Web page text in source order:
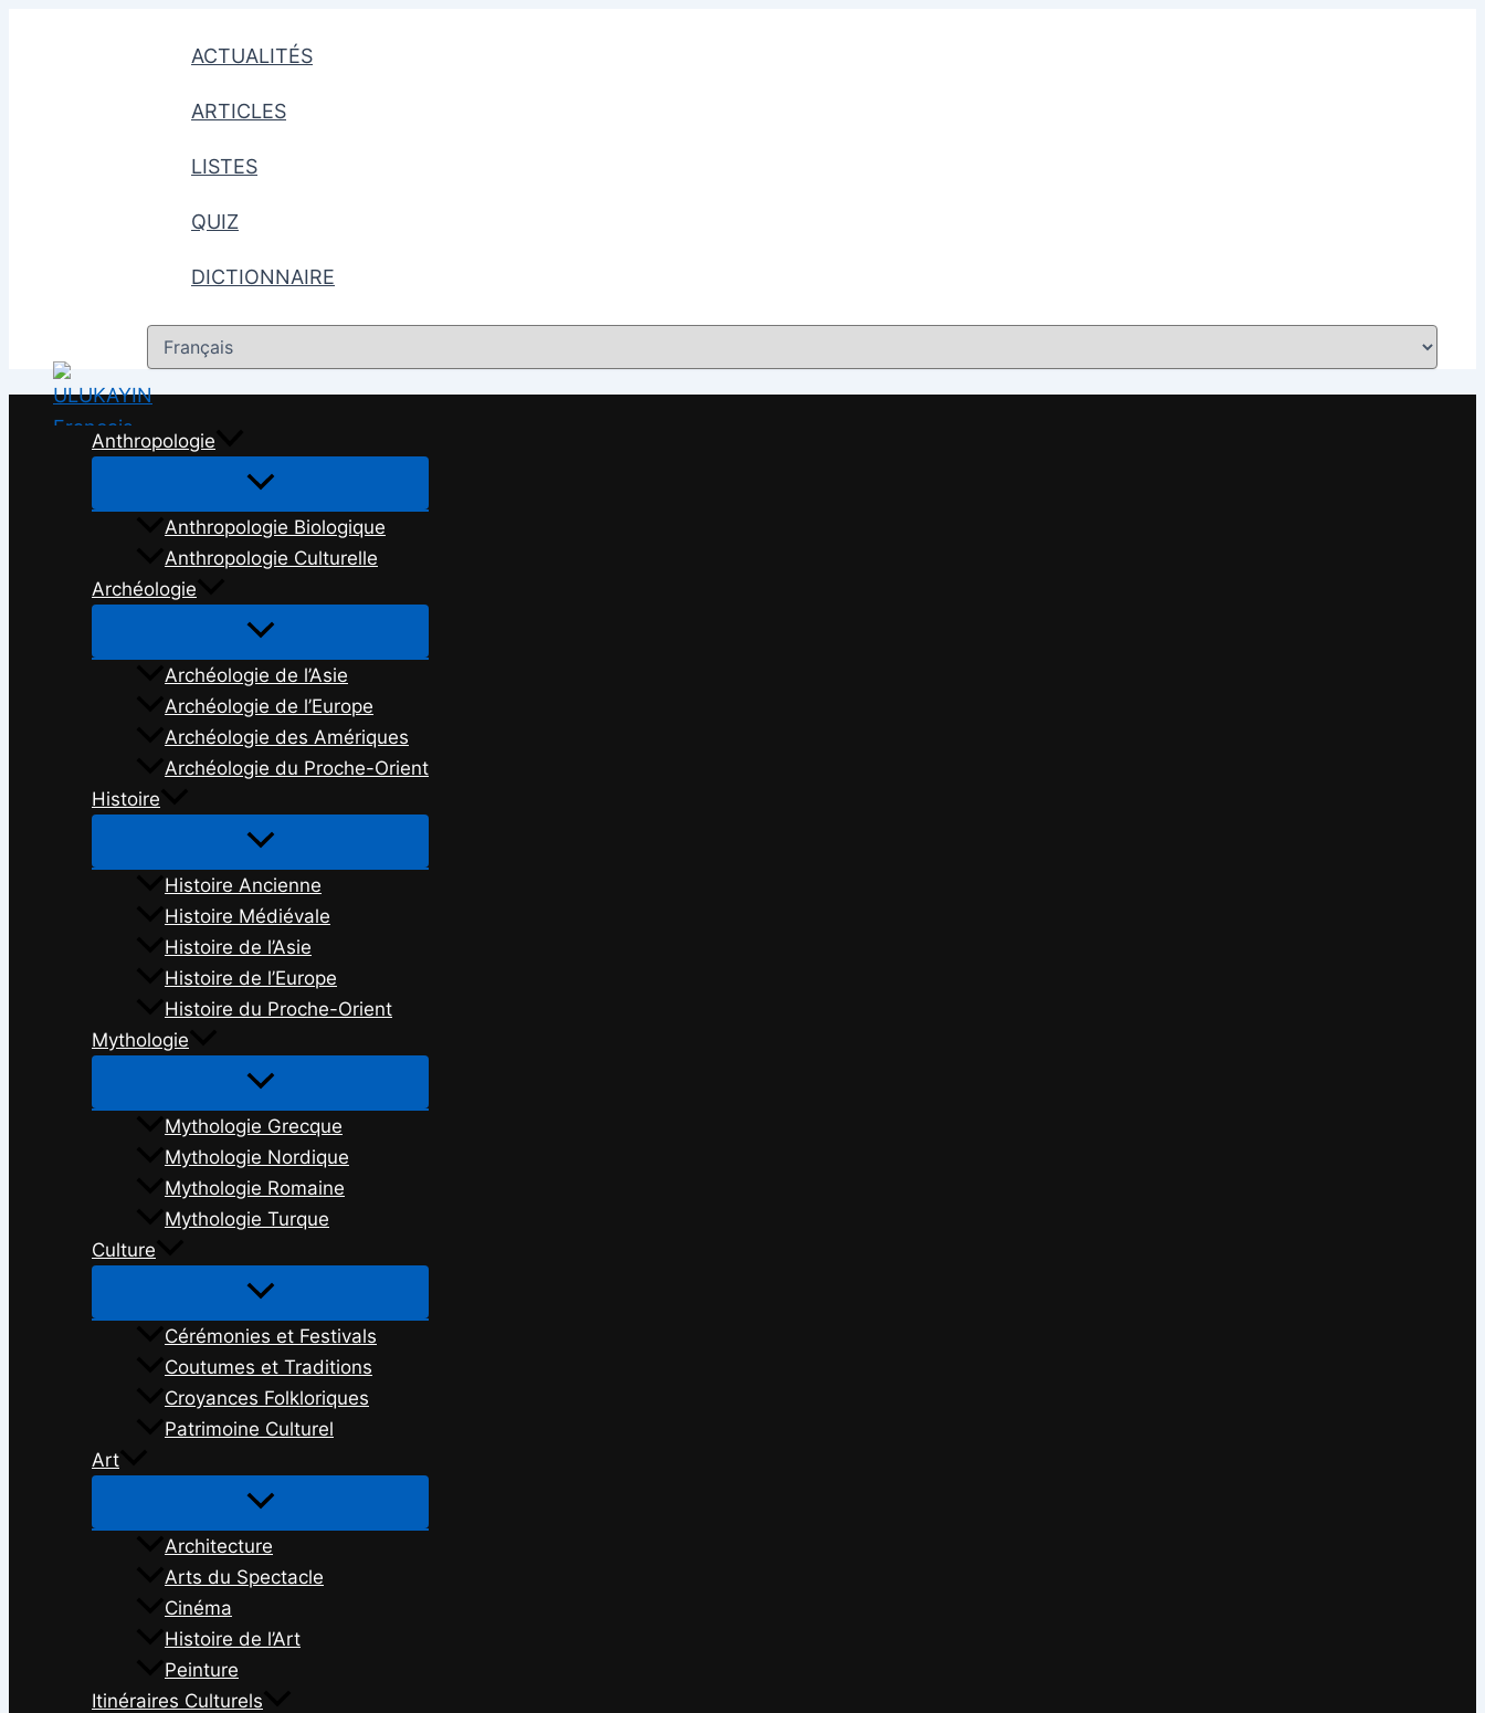
ACTUALITÉS
ARTICLES
LISTES
QUIZ
DICTIONNAIRE
Choisir
une
Anthropologie
Anthropologie Biologique
Anthropologie Culturelle
Archéologie
Archéologie de l’Asie
Archéologie de l’Europe
Archéologie des Amériques
Archéologie du Proche-Orient
Histoire
Histoire Ancienne
Histoire Médiévale
Histoire de l’Asie
Histoire de l’Europe
Histoire du Proche-Orient
Mythologie
Mythologie Grecque
Mythologie Nordique
Mythologie Romaine
Mythologie Turque
Culture
Cérémonies et Festivals
Coutumes et Traditions
Croyances Folkloriques
Patrimoine Culturel
Art
Architecture
Arts du Spectacle
Cinéma
Histoire de l’Art
Peinture
Itinéraires Culturels